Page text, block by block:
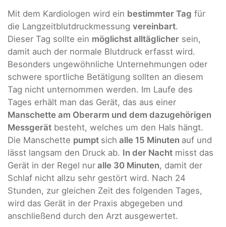
Mit dem Kardiologen wird ein bestimmter Tag für
die Langzeitblutdruckmessung vereinbart.
Dieser Tag sollte ein möglichst alltäglicher sein,
damit auch der normale Blutdruck erfasst wird.
Besonders ungewöhnliche Unternehmungen oder
schwere sportliche Betätigung sollten an diesem
Tag nicht unternommen werden. Im Laufe des
Tages erhält man das Gerät, das aus einer
Manschette am Oberarm und dem dazugehörigen
Messgerät besteht, welches um den Hals hängt.
Die Manschette pumpt sich alle 15 Minuten auf und
lässt langsam den Druck ab. In der Nacht misst das
Gerät in der Regel nur alle 30 Minuten, damit der
Schlaf nicht allzu sehr gestört wird. Nach 24
Stunden, zur gleichen Zeit des folgenden Tages,
wird das Gerät in der Praxis abgegeben und
anschließend durch den Arzt ausgewertet.